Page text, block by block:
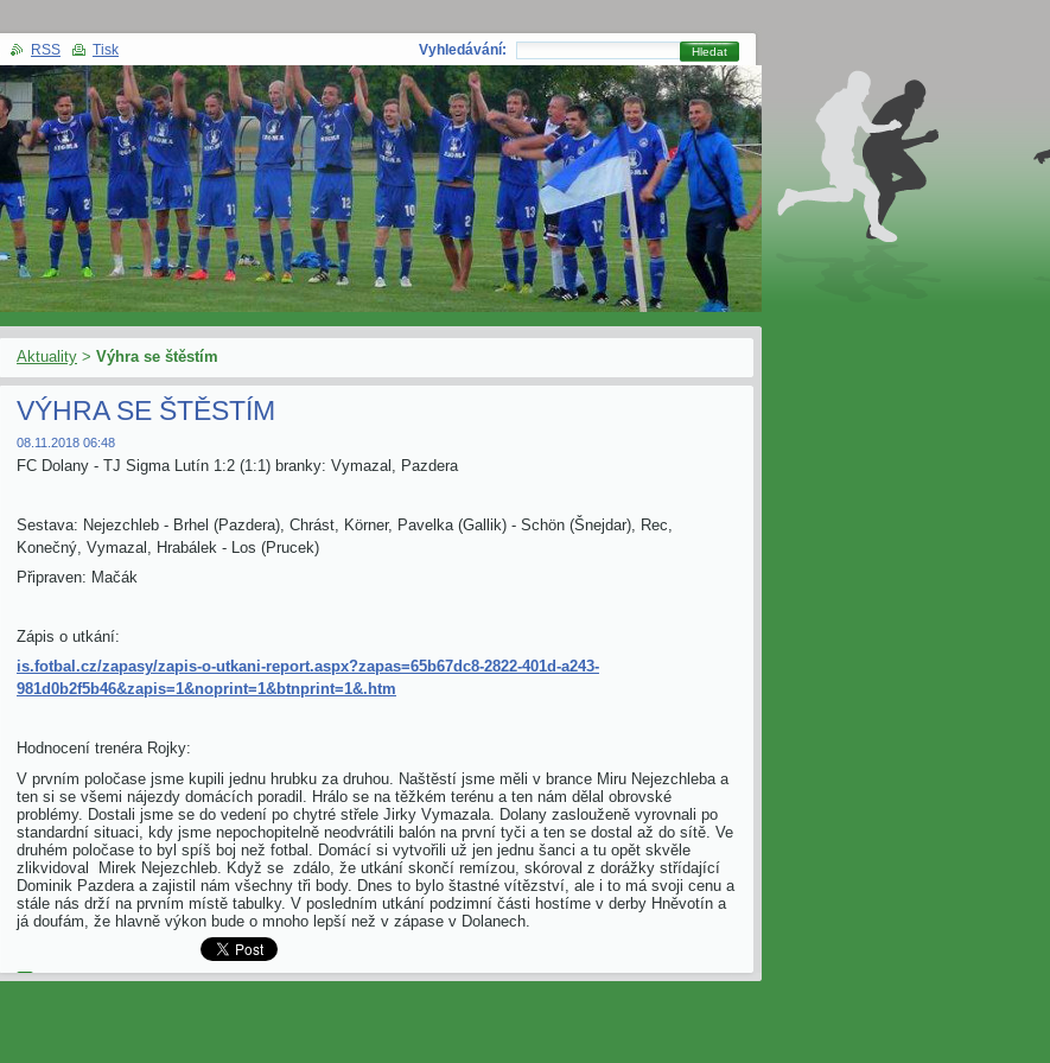
Aktuality > Výhra se štěstím
VÝHRA SE ŠTĚSTÍM
08.11.2018 06:48
FC Dolany - TJ Sigma Lutín 1:2 (1:1) branky: Vymazal, Pazdera
Sestava: Nejezchleb - Brhel (Pazdera), Chrást, Körner, Pavelka (Gallik) - Schön (Šnejdar), Rec,
Konečný, Vymazal, Hrabálek - Los (Prucek)
Připraven: Mačák
Zápis o utkání:
is.fotbal.cz/zapasy/zapis-o-utkani-report.aspx?zapas=65b67dc8-2822-401d-a243-
981d0b2f5b46&zapis=1&noprint=1&btnprint=1&.htm
Hodnocení trenéra Rojky:
V prvním poločase jsme kupili jednu hrubku za druhou. Naštěstí jsme měli v brance Miru Nejezchleba a
ten si se všemi nájezdy domácích poradil. Hrálo se na těžkém terénu a ten nám dělal obrovské
problémy. Dostali jsme se do vedení po chytré střele Jirky Vymazala. Dolany zaslouženě vyrovnali po
standardní situaci, kdy jsme nepochopitelně neodvrátili balón na první tyči a ten se dostal až do sítě. Ve
druhém poločase to byl spíš boj než fotbal. Domácí si vytvořili už jen jednu šanci a tu opět skvěle
zlikvidoval Mirek Nejezchleb. Když se zdálo, že utkání skončí remízou, skóroval z dorážky střídající
Dominik Pazdera a zajistil nám všechny tři body. Dnes to bylo štastné vítězství, ale i to má svoji cenu a
stále nás drží na prvním místě tabulky. V posledním utkání podzimní části hostíme v derby Hněvotín a
já doufám, že hlavně výkon bude o mnoho lepší než v zápase v Dolanech.
Zpět
RSS Tisk Vyhledávání: Hledat